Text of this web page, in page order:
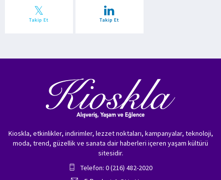
Takip Et Takip Et
Kioskla, etkinlikler, indirimler, lezzet noktaları, kampanyalar, teknoloji,
moda, trend, güzellik ve sanata dair haberleri içeren yaşam kültürü
sitesidir.
Telefon: 0 (216) 482-2020